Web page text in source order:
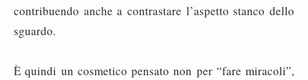
contribuendo anche a contrastare l’aspetto stanco dello
sguardo.
È quindi un cosmetico pensato non per “fare miracoli”,